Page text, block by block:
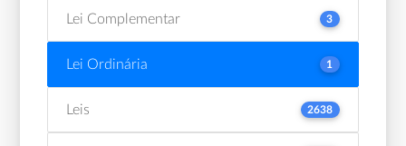
Lei Complementar 3
Lei Ordinária 1
Leis 2638